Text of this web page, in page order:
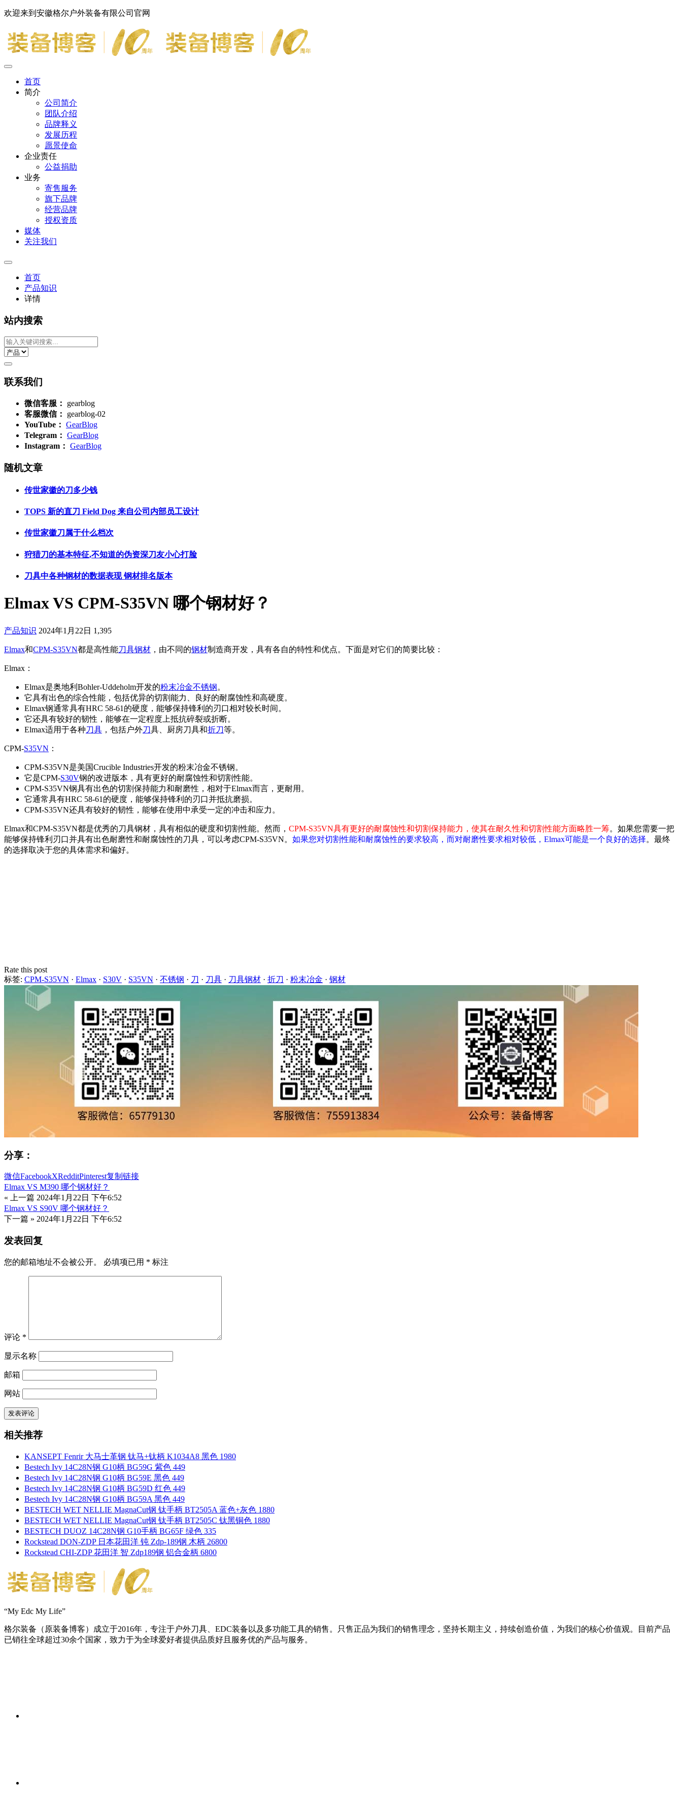
欢迎来到安徽格尔户外装备有限公司官网
首页
简介
公司简介
团队介绍
品牌释义
发展历程
愿景使命
企业责任
公益捐助
业务
寄售服务
旗下品牌
经营品牌
授权资质
媒体
关注我们
首页
产品知识
详情
站内搜索
联系我们
微信客服：
gearblog
客服微信：
gearblog-02
YouTube： GearBlog
Telegram： GearBlog
Instagram： GearBlog
随机文章
传世家徽的刀多少钱
TOPS 新的直刀 Field Dog 来自公司内部员工设计
传世家徽刀属于什么档次
狩猎刀的基本特征,不知道的伪资深刀友小心打脸
刀具中各种钢材的数据表现 钢材排名版本
Elmax VS CPM-S35VN 哪个钢材好？
产品知识 2024年1月22日 1,395
Elmax和CPM-S35VN都是高性能刀具钢材 ，由不同的钢材制造商开发，具有各自的特性和优点。下面是对它们的简要比较：
Elmax：
Elmax是奥地利Bohler-Uddeholm开发的粉末冶金不锈钢。
它具有出色的综合性能，包括优异的切割能力、良好的耐腐蚀性和高硬度。
Elmax钢通常具有HRC 58-61的硬度，能够保持锋利的刃口相对较长时间。
它还具有较好的韧性，能够在一定程度上抵抗碎裂或折断。
Elmax适用于各种刀具 ，包括户外刀具、厨房刀具和折刀等。
CPM-S35VN ：
CPM-S35VN是美国Crucible Industries开发的粉末冶金不锈钢。
它是CPM-S30V钢的改进版本，具有更好的耐腐蚀性和切割性能。
CPM-S35VN钢具有出色的切割保持能力和耐磨性，相对于Elmax而言，更耐用。
它通常具有HRC 58-61的硬度，能够保持锋利的刃口并抵抗磨损。
CPM-S35VN还具有较好的韧性，能够在使用中承受一定的冲击和应力。
Elmax和CPM-S35VN都是优秀的刀具钢材，具有相似的硬度和切割性能。然而， CPM-S35VN具有更好的耐腐蚀性和切割保持能力，使其在耐久性和切割性能方面略胜一筹。如果您需要一把
能够保持锋利刃口并具有出色耐磨性和耐腐蚀性的刀具，可以考虑CPM-S35VN。 如果您对切割性能和耐腐蚀性的要求较高，而对耐磨性要求相对较低，Elmax可能是一个良好的选择。最终
的选择取决于您的具体需求和偏好。
Rate this post
标签: CPM-S35VN · Elmax · S30V · S35VN · 不锈钢 · 刀 · 刀具 · 刀具钢材 · 折刀 · 粉末冶金 · 钢材
分享：
微信FacebookXRedditPinterest复制链接
Elmax VS M390 哪个钢材好？
« 上一篇 2024年1月22日 下午6:52
Elmax VS S90V 哪个钢材好？
下一篇 » 2024年1月22日 下午6:52
发表回复
您的邮箱地址不会被公开。 必填项已用 * 标注
评论 *
显示名称
邮箱
网站
相关推荐
KANSEPT Fenrir 大马士革钢 钛马+钛柄 K1034A8 黑色 1980
Bestech Ivy 14C28N钢 G10柄 BG59G 紫色 449
Bestech Ivy 14C28N钢 G10柄 BG59E 黑色 449
Bestech Ivy 14C28N钢 G10柄 BG59D 红色 449
Bestech Ivy 14C28N钢 G10柄 BG59A 黑色 449
BESTECH WET NELLIE MagnaCut钢 钛手柄 BT2505A 蓝色+灰色 1880
BESTECH WET NELLIE MagnaCut钢 钛手柄 BT2505C 钛黑铜色 1880
BESTECH DUOZ 14C28N钢 G10手柄 BG65F 绿色 335
Rockstead DON-ZDP 日本花田洋 钝 Zdp-189钢 木柄 26800
Rockstead CHI-ZDP 花田洋 智 Zdp189钢 铝合金柄 6800
“My Edc My Life”
格尔装备（原装备博客）成立于2016年，专注于户外刀具、EDC装备以及多功能工具的销售。只售正品为我们的销售理念，坚持长期主义，持续创造价值，为我们的核心价值观。目前产品
已销往全球超过30余个国家，致力于为全球爱好者提供品质好且服务优的产品与服务。